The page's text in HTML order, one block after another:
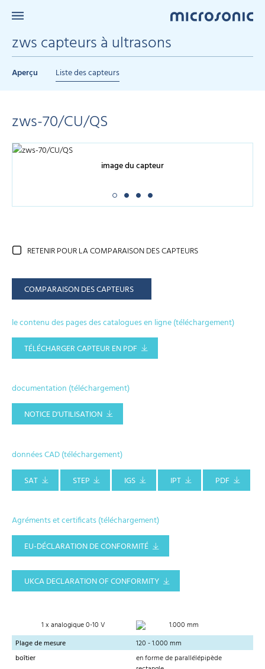
zws capteurs à ultrasons
Aperçu Liste des capteurs
zws-70/CU/QS
image du capteur
RETENIR POUR LA COMPARAISON DES CAPTEURS
COMPARAISON DES CAPTEURS
le contenu des pages des catalogues en ligne (téléchargement)
TÉLÉCHARGER CAPTEUR EN PDF
documentation (téléchargement)
NOTICE D'UTILISATION
données CAD (téléchargement)
SAT
STEP IGS IPT PDF
Agréments et certificats (téléchargement)
EU-DÉCLARATION DE CONFORMITÉ
UKCA DECLARATION OF CONFORMITY
1 x analogique 0-10 V
1.000 mm
Plage de mesure
120 - 1.000 mm
boîtier
en forme de parallélépipède